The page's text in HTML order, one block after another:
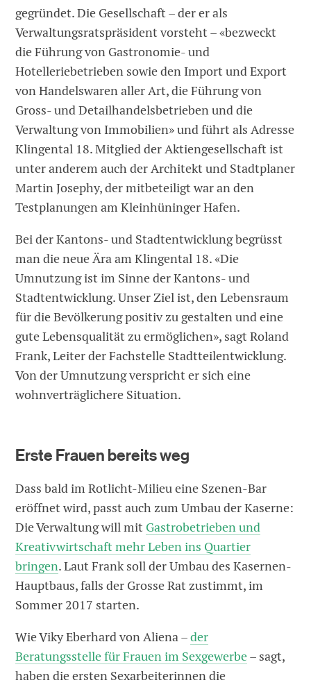
gegründet. Die Gesellschaft – der er als
Verwaltungsratspräsident vorsteht – «bezweckt
die Führung von Gastronomie- und
Hotelleriebetrieben sowie den Import und Export
von Handelswaren aller Art, die Führung von
Gross- und Detailhandelsbetrieben und die
Verwaltung von Immobilien» und führt als Adresse
Klingental 18. Mitglied der Aktiengesellschaft ist
unter anderem auch der Architekt und Stadtplaner
Martin Josephy, der mitbeteiligt war an den
Testplanungen am Kleinhüninger Hafen.
Bei der Kantons- und Stadtentwicklung begrüsst
man die neue Ära am Klingental 18. «Die
Umnutzung ist im Sinne der Kantons- und
Stadtentwicklung. Unser Ziel ist, den Lebensraum
für die Bevölkerung positiv zu gestalten und eine
gute Lebensqualität zu ermöglichen», sagt Roland
Frank, Leiter der Fachstelle Stadtteilentwicklung.
Von der Umnutzung verspricht er sich eine
wohnverträglichere Situation.
Erste Frauen bereits weg
Dass bald im Rotlicht-Milieu eine Szenen-Bar
eröffnet wird, passt auch zum Umbau der Kaserne:
Die Verwaltung will mit Gastrobetrieben und
Kreativwirtschaft mehr Leben ins Quartier
bringen. Laut Frank soll der Umbau des Kasernen-
Hauptbaus, falls der Grosse Rat zustimmt, im
Sommer 2017 starten.
Wie Viky Eberhard von Aliena –der
Beratungsstelle für Frauen im Sexgewerbe– sagt,
haben die ersten Sexarbeiterinnen die